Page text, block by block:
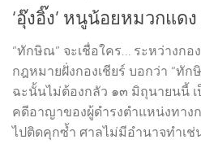
‘อุ๊งอิ๊ง’ หนูน้อยหมวกแดง
“ทักษิณ” จะเชื่อใคร… ระหว่างกอ
กฎหมายฝั่งกองเชียร์ บอกว่า “ทั
ฉะนั้นไม่ต้องกลัว ๑๓ มิถุนายนนี้
คดีอาญาของผู้ดำรงตำแหน่งทาง
ไปติดคุกซ้ำ ศาลไม่มีอำนาจทำเ